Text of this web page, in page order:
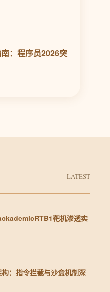
：程序员2026突
LATEST
靶机渗透实
：指令拦截与沙盒机制深